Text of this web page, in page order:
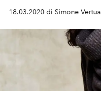
18.03.2020 di Simone Vertua